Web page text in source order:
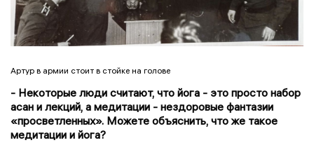
Артур в армии стоит в стойке на голове
- Некоторые люди считают, что йога - это просто набор
асан и лекций, а медитации - нездоровые фантазии
«просветленных». Можете объяснить, что же такое
медитации и йога?